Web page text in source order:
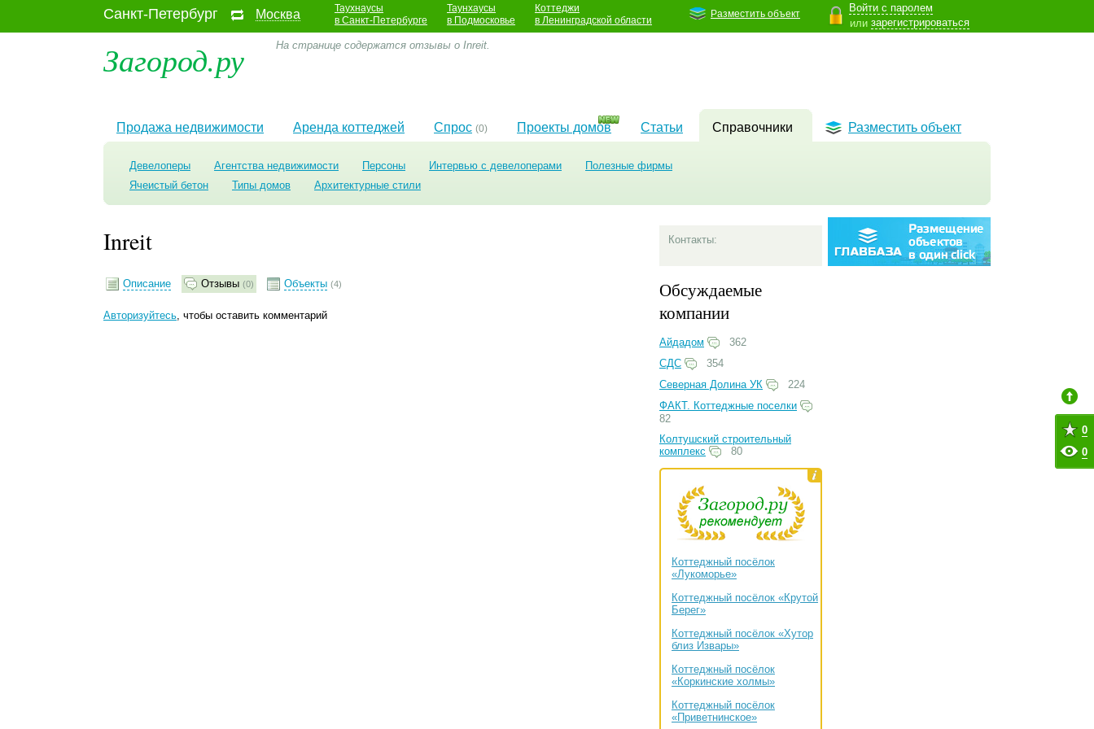
Санкт-Петербург Москва
Таухнаусы
в Санкт-Петербурге
Таунхаусы
в Подмосковье
Коттеджи
в Ленинградской области
Войти с паролем
или зарегистрироваться
Разместить объект
Загород.ру На странице содержатся отзывы о Inreit.
Продажа недвижимости Аренда коттеджей Спрос (0) Проекты домов Статьи Справочники Разместить объект
Девелоперы Агентства недвижимости Персоны Интервью с девелоперами
Полезные фирмы
Ячеистый бетон
Типы домов Архитектурные стили
Inreit
Описание Отзывы (0) Объекты (4)
Авторизуйтесь, чтобы оставить комментарий
Контакты:
Обсуждаемые
компании
Айдадом
362
СДС
354
Северная Долина УК
224
ФАКТ. Коттеджные поселки
82
Колтушский строительный
комплекс
80
Коттеджный посёлок
«Лукоморье»
Коттеджный посёлок «Крутой
Берег»
Коттеджный посёлок «Хутор
близ Извары»
Коттеджный посёлок
«Коркинские холмы»
Коттеджный посёлок
«Приветнинское»
0
0